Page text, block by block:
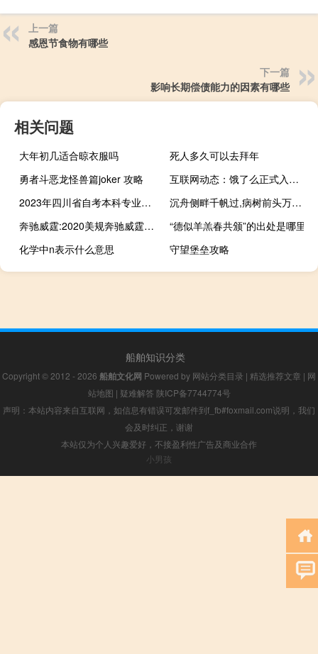
上一篇
感恩节食物有哪些
下一篇
影响长期偿债能力的因素有哪些
相关问题
大年初几适合晾衣服吗
死人多久可以去拜年
勇者斗恶龙怪兽篇joker 攻略
互联网动态：饿了么正式入驻返利网 付款30元能额外获得1.5元返利
2023年四川省自考本科专业有哪些？
沉舟侧畔千帆过,病树前头万木春什么意思
奔驰威霆:2020美规奔驰威霆性能配置解读
“德似羊羔春共颁”的出处是哪里
化学中n表示什么意思
守望堡垒攻略
船舶知识分类
Copyright © 2012 - 2026 船舶文化网 Powered by 网站分类目录 | 精选推荐文章 | 网
站地图 | 疑难解答 陕ICP备7744774号
声明：本站内容来自互联网，如信息有错误可发邮件到f_fb#foxmail.com说明，我们
会及时纠正，谢谢
本站仅为个人兴趣爱好，不接盈利性广告及商业合作
小男孩